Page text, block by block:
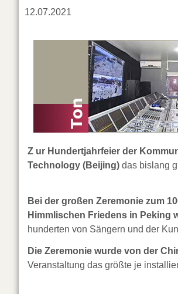
12.07.2021
Z ur Hundertjahrfeier der
Technology (Beijing) das bislang
Bei der großen Zeremonie zum
Himmlischen Friedens in Peking
hunderten von Sängern und der
Die Zeremonie wurde von der
Veranstaltung das größte je